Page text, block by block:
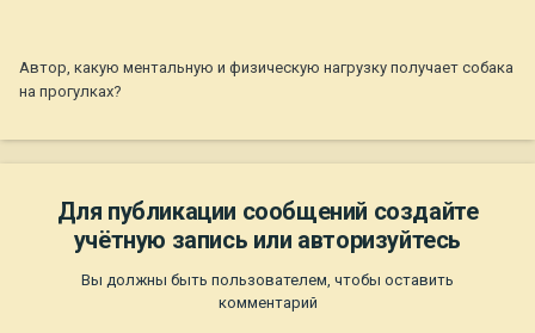
Автор, какую ментальную и физическую нагрузку получает собака
на прогулках?
Для публикации сообщений создайте
учётную запись или авторизуйтесь
Вы должны быть пользователем, чтобы оставить
комментарий